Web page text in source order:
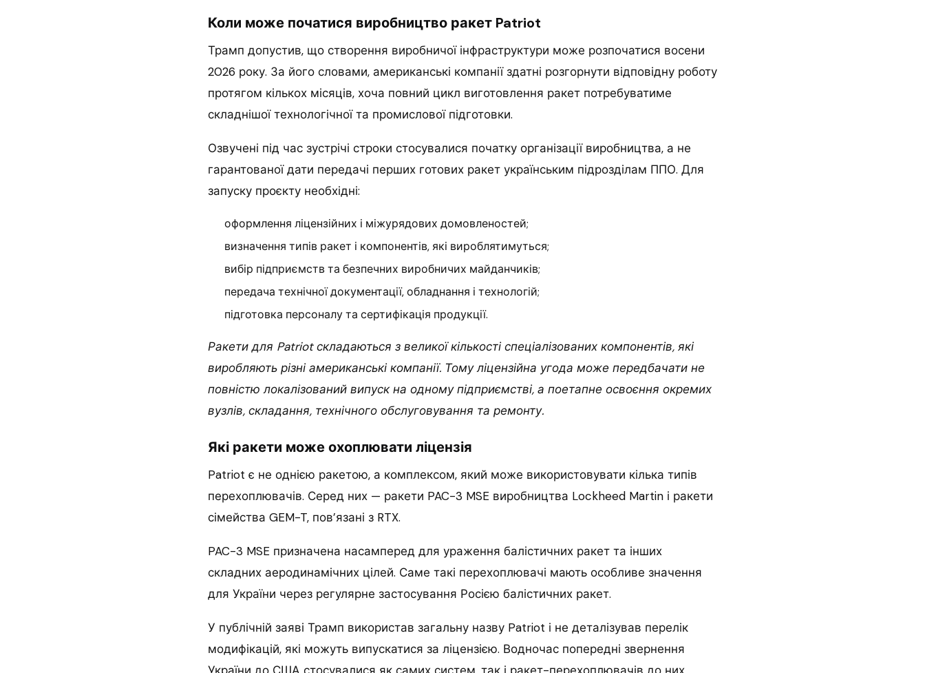
Коли може початися виробництво ракет Patriot
Трамп допустив, що створення виробничої інфраструктури може розпочатися восени
2026 року. За його словами, американські компанії здатні розгорнути відповідну роботу
протягом кількох місяців, хоча повний цикл виготовлення ракет потребуватиме
складнішої технологічної та промислової підготовки.
Озвучені під час зустрічі строки стосувалися початку організації виробництва, а не
гарантованої дати передачі перших готових ракет українським підрозділам ППО. Для
запуску проєкту необхідні:
оформлення ліцензійних і міжурядових домовленостей;
визначення типів ракет і компонентів, які вироблятимуться;
вибір підприємств та безпечних виробничих майданчиків;
передача технічної документації, обладнання і технологій;
підготовка персоналу та сертифікація продукції.
Ракети для Patriot складаються з великої кількості спеціалізованих компонентів, які
виробляють різні американські компанії. Тому ліцензійна угода може передбачати не
повністю локалізований випуск на одному підприємстві, а поетапне освоєння окремих
вузлів, складання, технічного обслуговування та ремонту.
Які ракети може охоплювати ліцензія
Patriot є не однією ракетою, а комплексом, який може використовувати кілька типів
перехоплювачів. Серед них — ракети PAC-3 MSE виробництва Lockheed Martin і ракети
сімейства GEM-T, пов’язані з RTX.
PAC-3 MSE призначена насамперед для ураження балістичних ракет та інших
складних аеродинамічних цілей. Саме такі перехоплювачі мають особливе значення
для України через регулярне застосування Росією балістичних ракет.
У публічній заяві Трамп використав загальну назву Patriot і не деталізував перелік
модифікацій, які можуть випускатися за ліцензією. Водночас попередні звернення